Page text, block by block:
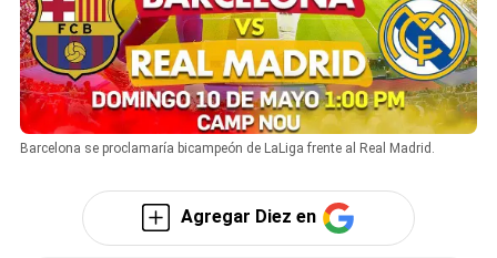
Barcelona se proclamaría bicampeón de LaLiga frente al Real Madrid.
Agregar Diez en